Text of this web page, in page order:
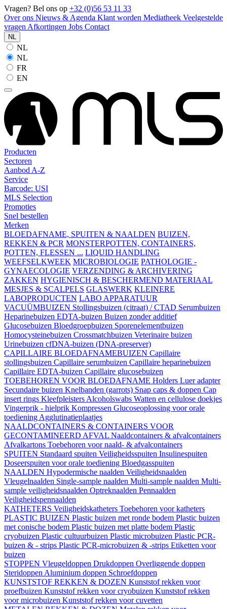
Vragen? Bel ons op +32 (0)56 53 11 33
Over ons Nieuws & Agenda Klant worden Mediatheek Veelgestelde
vragen Afkortingen Jobs Contact
NL
NL
NL
FR
EN
Producten
Sectoren
Aanbod A-Z
Service
Barcode: USI
MLS Selection
Promoties
Snel bestellen
Merken
BLOEDAFNAME, SPUITEN & NAALDEN BUIZEN,
REKKEN & PCR MONSTERPOTTEN, CONTAINERS,
POTTEN, FLESSEN ... LIQUID HANDLING
WEEFSELKWEEK MICROBIOLOGIE PATHOLOGIE -
GYNAECOLOGIE VERZENDING & ARCHIVERING
ZAKKEN HYGIENISCH & BESCHERMEND MATERIAAL
MESJES & SCALPELS GLASWERK KLEINERE
LABOPRODUCTEN LABO APPARATUUR
VACUÜMBUIZEN Stollingsbuizen (citraat) / CTAD Serumbuizen
Heparinebuizen EDTA-buizen Buizen zonder additief
Glucosebuizen Bloedgroepbuizen Sporenelementbuizen
Homocysteinebuizen Crossmatchbuizen Veterinaire buizen
Urinebuizen cfDNA-buizen (DNA-preserver)
CAPILLAIRE BLOEDAFNAMEBUIZEN Capillaire
stollingsbuizen Capillaire serumbuizen Capillaire heparinebuizen
Capillaire EDTA-buizen Capillaire glucosebuizen
TOEBEHOREN VOOR BLOEDAFNAME Holders Luer adapter
Secundaire buizen Knelbanden (garrots) Snap caps & doppen Cap
insert rings Kleefpleisters Alcoholswabs Watten en cellulose doekjes
Vingerprik - hielprik Kompressen Glucoseoplossing voor orale
toediening Agglutinatieplaatjes
NAALDCONTAINERS & CONTAINERS VOOR
GECONTAMINEERD AFVAL Naaldcontainers & afvalcontainers
Afvalkartons Toebehoren voor naald- & afvalcontainers
SPUITEN Standaard spuiten Veiligheidsspuiten Insulinespuiten
Doseerspuiten voor orale toediening Bloedgasspuiten
NAALDEN Hypodermische naalden Veiligheidsnaalden
Vleugelnaalden Single-sample naalden Multi-sample naalden Multi-
sample veiligheidsnaalden Optreknaalden Pennaalden
Veiligheidspennaalden
KATHETERS Veiligheidskatheters Toebehoren voor katheters
PLASTIC BUIZEN Plastic buizen met ronde bodem Plastic buizen
met conische bodem Plastic buizen met platte bodem Plastic
cryobuizen Plastic cultuurbuizen Plastic microbuizen Plastic PCR-
buizen & - strips Plastic PCR-microbuizen & -strips Etiketten voor
buizen
STOPPEN Vleugeldoppen Drukdoppen Overliggende doppen
Steridoppen Aluminium doppen Schroefdoppen
KUNSTSTOF REKKEN & DOZEN Kunststof rekken voor
proefbuizen Kunststof rekken voor cryobuizen Kunststof rekken
voor microbuizen Kunststof rekken voor cuvetten